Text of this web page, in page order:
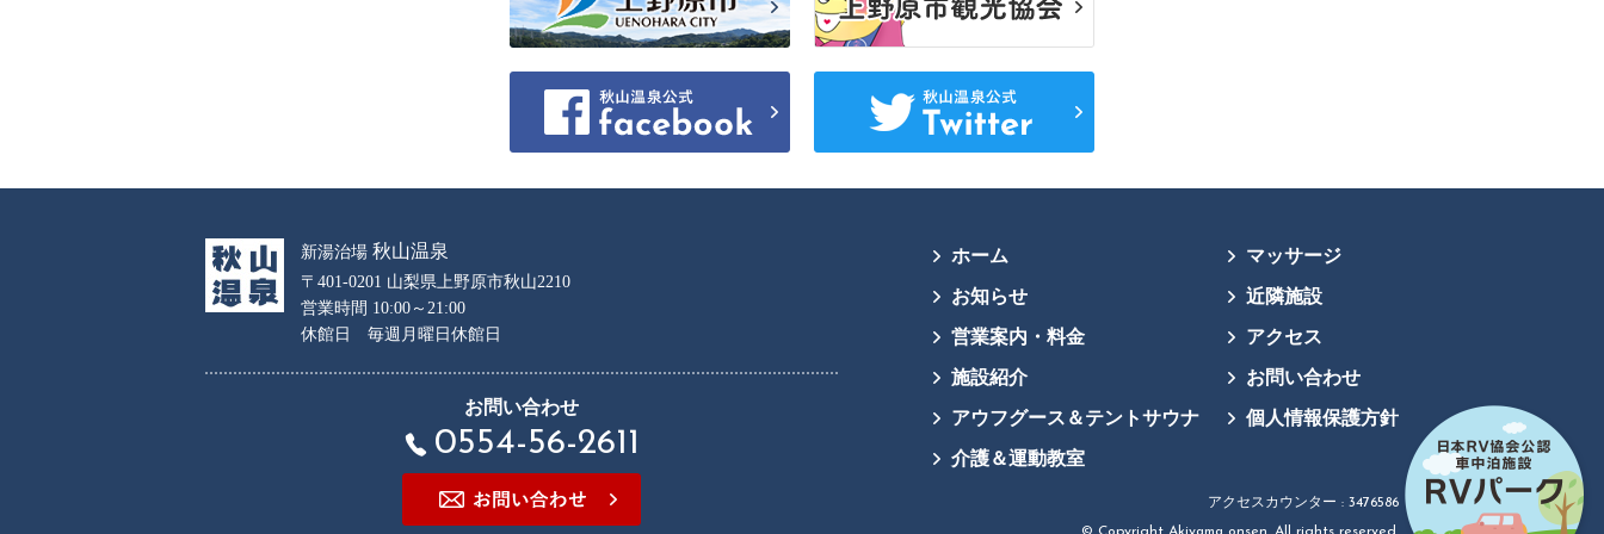
新湯治場 秋山温泉
〒401-0201 山梨県上野原市秋山2210
営業時間 10:00～21:00
休館日 毎週月曜日休館日
お問い合わせ
0554-56-2611
ホーム
お知らせ
営業案内・料金
施設紹介
アウフグース＆テントサウナ
介護＆運動教室
マッサージ
近隣施設
アクセス
お問い合わせ
個人情報保護方針
アクセスカウンター : 3476586